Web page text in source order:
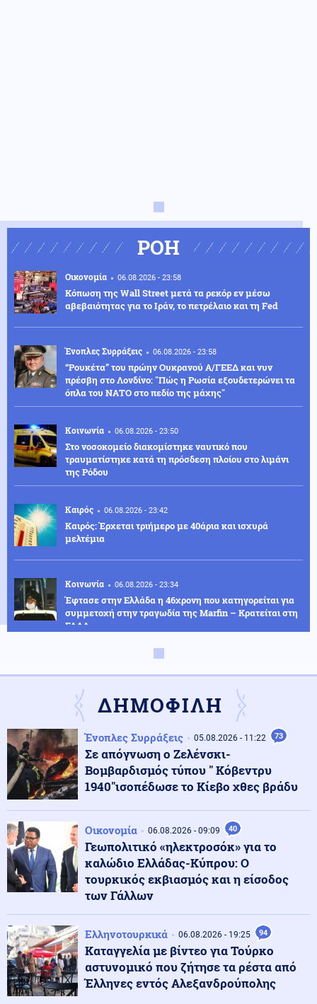
ΡΟΗ
Οικονομία 06.08.2026 - 23:58
Κόπωση της Wall Street μετά τα ρεκόρ εν μέσω
αβεβαιότητας για το Ιράν, το πετρέλαιο και τη Fed
Ένοπλες Συρράξεις 06.08.2026 - 23:58
“Ρουκέτα” του πρώην Ουκρανού Α/ΓΕΕΔ και νυν
πρέσβη στο Λονδίνο: "Πώς η Ρωσία εξουδετερώνει τα
όπλα του ΝΑΤΟ στο πεδίο της μάχης"
Κοινωνία 06.08.2026 - 23:50
Στο νοσοκομείο διακομίστηκε ναυτικό που
τραυματίστηκε κατά τη πρόσδεση πλοίου στο λιμάνι
της Ρόδου
Καιρός 06.08.2026 - 23:42
Καιρός: Έρχεται τριήμερο με 40άρια και ισχυρά
μελτέμια
Κοινωνία 06.08.2026 - 23:34
Έφτασε στην Ελλάδα η 46χρονη που κατηγορείται για
συμμετοχή στην τραγωδία της Marfin – Κρατείται στη
ΓΑΔΑ
ΗΠΑ: Στήριξη στην Ισπανία για Θέουτα και Μελίγια,
επίθεση στον Σάντσεθ για το μεταναστευτικό
Μέση Ανατολή 06.08.2026 - 23:17
Ισραήλ: «Φρένο» στην αποχώρηση από νέες περιοχές
του νότιου Λιβάνου έως ότου εφαρμοστεί η συμφωνία
Κόσμος 06.08.2026 - 23:14
Επιβεβαιώνεται η ανοδική τάση της AfD στη Γερμανία:
Στο 28% ανέβηκε, βυθίζεται η δημοτικότητα του Μερτς
Κόσμος 06.08.2026 - 23:07
Ξεκινά δελτίο νερού στο Πουέρτο Ρίκο λόγω της
ξηρασίας
Κοινωνία 06.08.2026 - 23:06
Διατάχθηκε ΕΔΕ για τους αστυνομικούς που
εμπλέκονται στην υπόθεση της 75χρονης στα Χανιά
ΔΗΜΟΦΙΛΗ
Ένοπλες Συρράξεις 05.08.2026 - 11:22 73
Σε απόγνωση ο Ζελένσκι-
Βομβαρδισμός τύπου " Κόβεντρυ
1940"ισοπέδωσε το Κίεβο χθες βράδυ
Οικονομία 06.08.2026 - 09:09 40
Γεωπολιτικό «ηλεκτροσόκ» για το
καλώδιο Ελλάδας-Κύπρου: Ο
τουρκικός εκβιασμός και η είσοδος
των Γάλλων
Ελληνοτουρκικά 06.08.2026 - 19:25 94
Καταγγελία με βίντεο για Τούρκο
αστυνομικό που ζήτησε τα ρέστα από
Έλληνες εντός Αλεξανδρούπολης